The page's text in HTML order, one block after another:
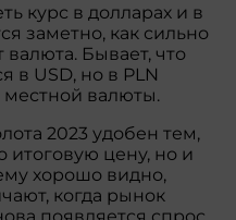
курс в долларах и в
заметно, как сильно
Бывает, что
в USD, но в PLN
местной валюты.
2023 удобен тем,
итоговую цену, но и
хорошо видно,
когда рынок